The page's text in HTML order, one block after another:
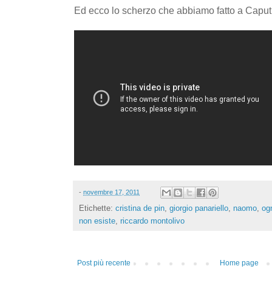
Ed ecco lo scherzo che abbiamo fatto a
- novembre 17, 2011
Etichette: cristina de pin, giorgio panariello, naomo,
non esiste, riccardo montolivo
Post più recente Home page